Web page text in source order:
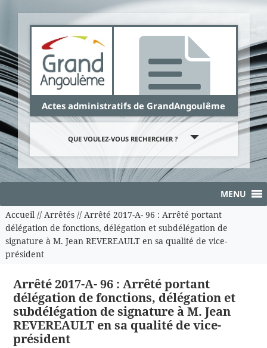
Actes administratifs de GrandAngoulême
QUE VOULEZ-VOUS RECHERCHER ?
MENU
Accueil// Arrêtés// Arrêté 2017-A- 96 : Arrêté portant
délégation de fonctions, délégation et subdélégation de
signature à M. Jean REVEREAULT en sa qualité de vice-
président
Arrêté 2017-A- 96 : Arrêté portant
délégation de fonctions, délégation et
subdélégation de signature à M. Jean
REVEREAULT en sa qualité de vice-
président
Panneau de gestion des cookies